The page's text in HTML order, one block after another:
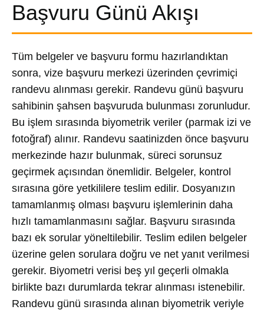
Başvuru Günü Akışı
Tüm belgeler ve başvuru formu hazırlandıktan
sonra, vize başvuru merkezi üzerinden çevrimiçi
randevu alınması gerekir. Randevu günü başvuru
sahibinin şahsen başvuruda bulunması zorunludur.
Bu işlem sırasında biyometrik veriler (parmak izi ve
fotoğraf) alınır. Randevu saatinizden önce başvuru
merkezinde hazır bulunmak, süreci sorunsuz
geçirmek açısından önemlidir. Belgeler, kontrol
sırasına göre yetkililere teslim edilir. Dosyanızın
tamamlanmış olması başvuru işlemlerinin daha
hızlı tamamlanmasını sağlar. Başvuru sırasında
bazı ek sorular yöneltilebilir. Teslim edilen belgeler
üzerine gelen sorulara doğru ve net yanıt verilmesi
gerekir. Biyometri verisi beş yıl geçerli olmakla
birlikte bazı durumlarda tekrar alınması istenebilir.
Randevu günü sırasında alınan biyometrik veriyle